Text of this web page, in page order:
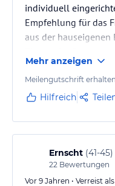
individuell
Empfehlung für das
aus der hauseigenen
Mehr anzeigen
Meilengutschrift erhalten
Hilfreich
Ernscht (41-45)
22 Bewertungen
Vor 9 Jahren • Verreist